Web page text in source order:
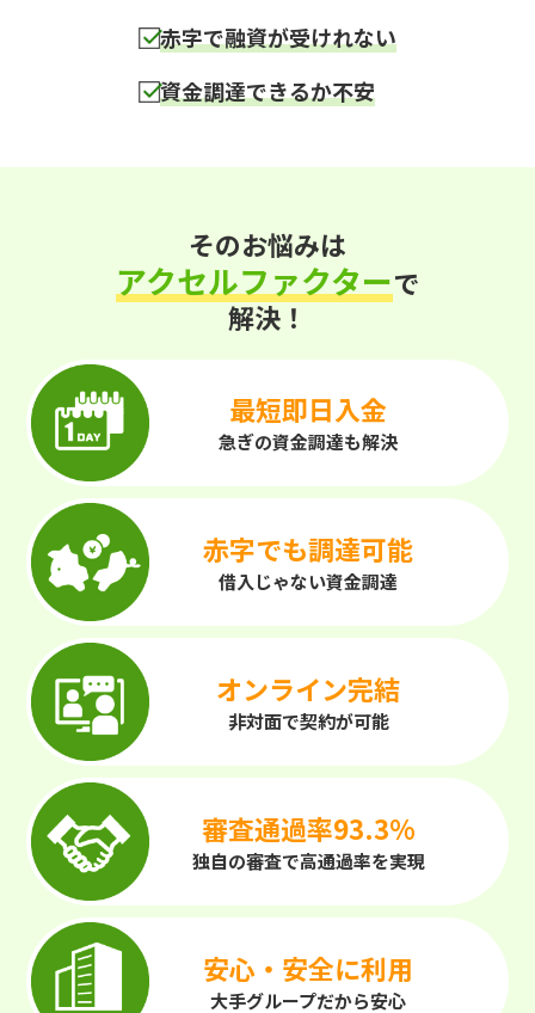
赤字で融資が受けれない
資金調達できるか不安
そのお悩みは
アクセルファクターで
解決！
最短即日入金
急ぎの資金調達も解決
赤字でも調達可能
借入じゃない資金調達
オンライン完結
非対面で契約が可能
審査通過率93.3%
独自の審査で高通過率を実現
安心・安全に利用
大手グループだから安心